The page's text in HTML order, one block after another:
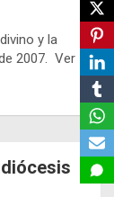
y la
2007. Ver